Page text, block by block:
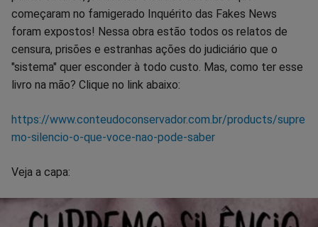
começaram no famigerado Inquérito das Fakes News
foram expostos! Nessa obra estão todos os relatos de
censura, prisões e estranhas ações do judiciário que o
"sistema" quer esconder à todo custo. Mas, como ter esse
livro na mão? Clique no link abaixo:
https://www.conteudoconservador.com.br/products/supre
mo-silencio-o-que-voce-nao-pode-saber
Veja a capa: